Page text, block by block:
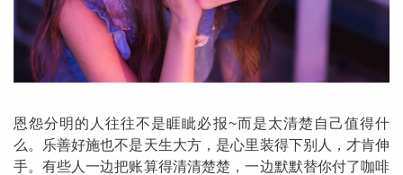
恩怨分明的人往往不是睚眦必报~而是太清楚自己值得什
么。乐善好施也不是天生大方，是心里装得下别人，才肯伸
手。有些人一边把账算得清清楚楚，一边默默替你付了咖啡